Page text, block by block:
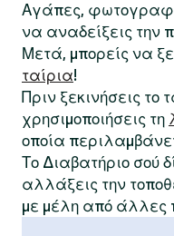
Αγάπες,
να αναδείξεις την
Μετά, μπορείς να
ταίρια!
Πριν ξεκινήσεις το
χρησιμοποιήσεις τη
οποία
Το Διαβατήριο σού
αλλάξεις την
με μέλη από άλλες